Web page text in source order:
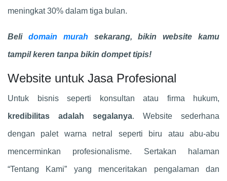
meningkat 30% dalam tiga bulan.
Beli domain murah sekarang, bikin website kamu
tampil keren tanpa bikin dompet tipis!
Website untuk Jasa Profesional
Untuk bisnis seperti konsultan atau firma hukum,
kredibilitas adalah segalanya. Website sederhana
dengan palet warna netral seperti biru atau abu-abu
mencerminkan profesionalisme. Sertakan halaman
“Tentang Kami” yang menceritakan pengalaman dan